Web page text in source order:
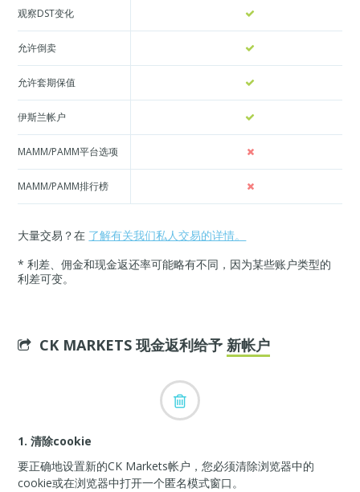
观察DST变化
允许倒卖
允许套期保值
伊斯兰帐户
MAMM/PAMM平台选项
MAMM/PAMM排行榜
大量交易？在 了解有关我们私人交易的详情。
* 利差、佣金和现金返还率可能略有不同，因为某些账户类型的
利差可变。
CK MARKETS 现金返利给予新帐户
1. 清除cookie
要正确地设置新的CK Markets帐户，您必须清除浏览器中的
cookie或在浏览器中打开一个匿名模式窗口。